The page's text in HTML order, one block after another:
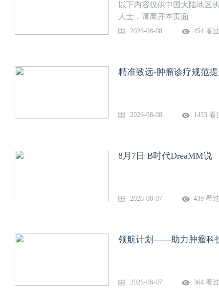
以下内容仅供中国大陆地区
人士，请离开本页面
2026-08-08 454 看过
精准致远-肿瘤诊疗规范
2026-08-08 1433 看
8月7日 B时代DreaMM说
2026-08-07 439 看过
领航计划——助力肿瘤科
2026-08-07 364 看过